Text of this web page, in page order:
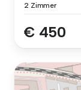
2 Zimmer
€ 450